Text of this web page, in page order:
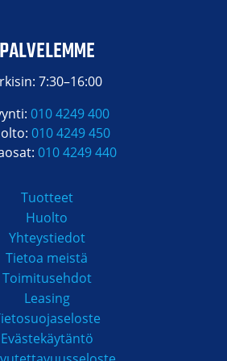
/
PALVELEMME
7:30–16:00
010 4249 400
010 4249 450
010 4249 440
Tuotteet
Huolto
Yhteystiedot
Tietoa meistä
Toimitusehdot
Leasing
Evästekäytäntö